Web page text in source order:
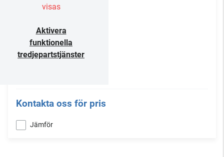
visas
Aktivera
funktionella
tredjepartstjänster
Kontakta oss för pris
Jämför